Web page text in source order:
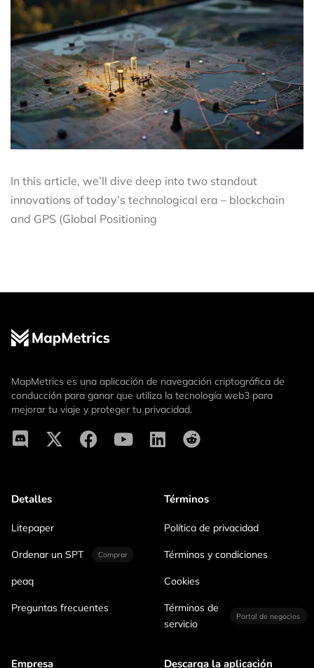
In this article, we’ll dive deep into two standout
innovations of today’s technological era – blockchain
and GPS (Global Positioning
MapMetrics es una aplicación de navegación criptográfica de
conducción para ganar que utiliza la tecnología web3 para
mejorar tu viaje y proteger tu privacidad.
Detalles
Litepaper
Ordenar un SPT Comprar
peaq
Preguntas frecuentes
Términos
Política de privacidad
Términos y condiciones
Cookies
Términos de
servicio
Portal de negocios
Empresa Descarga la aplicación